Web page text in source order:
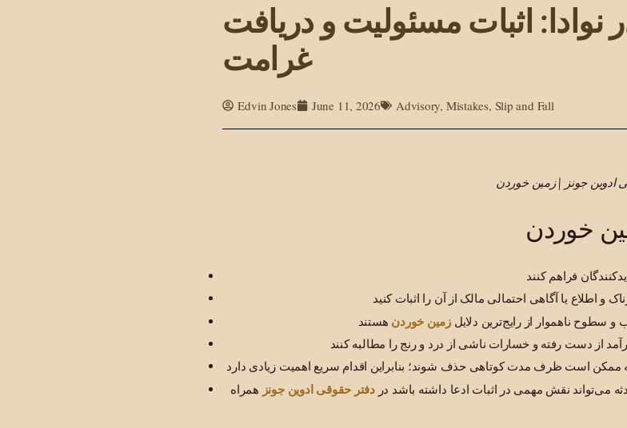
اثبات مسئولیت و دریافت
غرامت
Edvin Jones June 11, 2026 Advisory, Mistakes, Slip and Fall
ادوین جونز | زمین خوردن
خوردن
ناهموار از رایج‌ترین دلایل زمین خوردن
می‌تواند نقش مهمی در اثبات ادعا داشته باشد دردفتر حقوقی ادوین جونز همراه